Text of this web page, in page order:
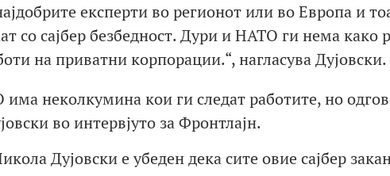
експерти во регионот или во Европа и
со сајбер безбедност. Дури и НАТО ги нема како
на приватни корпорации.“, нагласува Дујовски.
неколкумина кои ги следат работите, но
во интервјуто за Фронтлајн.
Дујовски е убеден дека сите овие сајбер